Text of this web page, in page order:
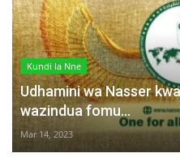
Kundi la Nne
Udhamini wa Nasser
wazindua fomu...
Mar 14, 2023